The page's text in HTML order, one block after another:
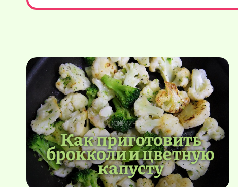
Как приготовить
брокколи и цветную
капусту